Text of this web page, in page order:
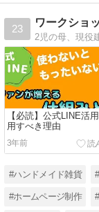
23
【必読】公式LINE活
用すべき理由
3年前
#ハンドメイド雑貨
#ホームページ制作